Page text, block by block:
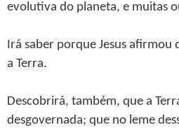
evolutiva do planeta, e muitas
Irá saber porque Jesus afirmou
a Terra.
Descobrirá, também, que a
desgovernada; que no leme